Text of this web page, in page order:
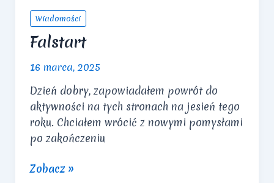
Wiadomości
Falstart
16 marca, 2025
Dzień dobry, zapowiadałem powrót do
aktywności na tych stronach na jesień tego
roku. Chciałem wrócić z nowymi pomysłami
po zakończeniu
Falstart
Zobacz »